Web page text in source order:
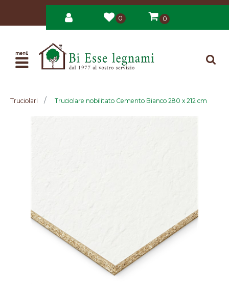
0 0
Open
Truciolari Truciolare nobilitato Cemento Bianco 280 x 212 cm